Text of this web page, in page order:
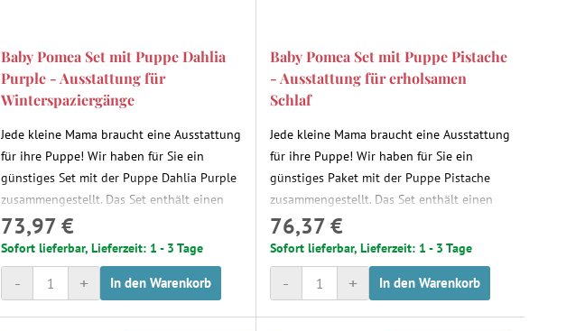
Baby Pomea Set mit Puppe Dahlia
Purple - Ausstattung für
Winterspaziergänge
Jede kleine Mama braucht eine Ausstattung
für ihre Puppe! Wir haben für Sie ein
günstiges Set mit der Puppe Dahlia Purple
zusammengestellt. Das Set enthält einen
Träger und einen warmen Winter-Overall.
Die perfekte Kombination für Spaziergänge
im Freien bei kälterem Wetter. Der Carrier
ist das perfekte Accessoire, wenn Sie einen
73,97 €
Sofort lieferbar, Lieferzeit: 1 - 3 Tage
+
- In den Warenkorb
Baby Pomea Set mit Puppe Pistache
- Ausstattung für erholsamen
Schlaf
Jede kleine Mama braucht eine Ausstattung
für ihre Puppe! Wir haben für Sie ein
günstiges Paket mit der Puppe Pistache
zusammengestellt. Das Set enthält einen
Schlafkorb aus Stoff und ein Buch mit
einem Kuscheltier. Ideal für den
Mittagsschlaf und die Nachtruhe. Die
Puppe ist warm und sicher und das
76,37 €
Sofort lieferbar, Lieferzeit: 1 - 3 Tage
+
- In den Warenkorb